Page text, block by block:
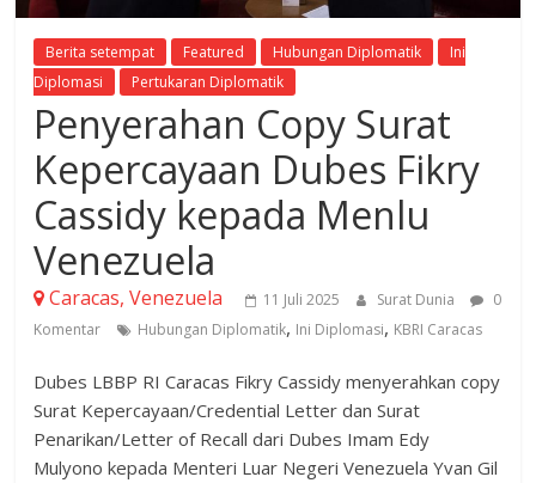
Berita setempat Featured Hubungan Diplomatik
Ini
Diplomasi
Pertukaran Diplomatik
Penyerahan Copy Surat
Kepercayaan Dubes Fikry
Cassidy kepada Menlu
Venezuela
Caracas, Venezuela 11 Juli 2025 Surat Dunia
0
Komentar
Hubungan Diplomatik, Ini Diplomasi, KBRI Caracas
Dubes LBBP RI Caracas Fikry Cassidy menyerahkan copy
Surat Kepercayaan/Credential Letter dan Surat
Penarikan/Letter of Recall dari Dubes Imam Edy
Mulyono kepada Menteri Luar Negeri Venezuela Yvan Gil